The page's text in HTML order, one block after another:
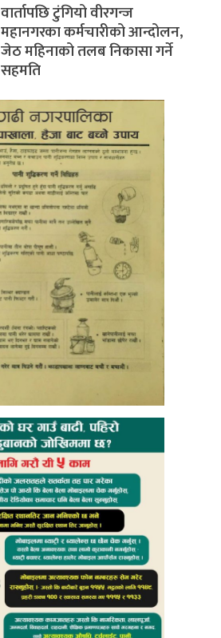
वार्तापछि टुंगियो वीरगन्ज
महानगरका कर्मचारीको आन्दोलन,
जेठ महिनाको तलब निकासा गर्ने
सहमति